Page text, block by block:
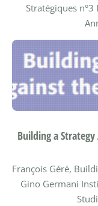
Stratégiques
Building a
François Géré,
Gino Germani